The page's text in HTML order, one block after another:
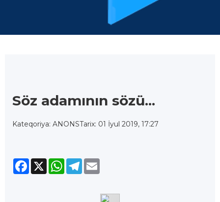
Söz adamının sözü...
Kateqoriya: ANONSTarix: 01 İyul 2019, 17:27
Facebook
X WhatsApp
Telegram